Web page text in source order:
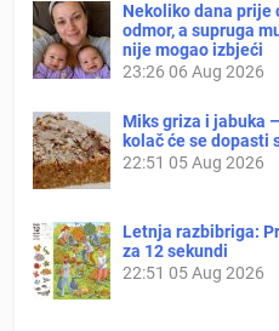
Nekoliko dana prije
odmor, a supruga
nije mogao izbjeći
23:26 06 Aug 2026
Miks griza i jabuka
kolač će se dopasti
22:51 05 Aug 2026
Letnja razbibriga:
za 12 sekundi
22:51 05 Aug 2026